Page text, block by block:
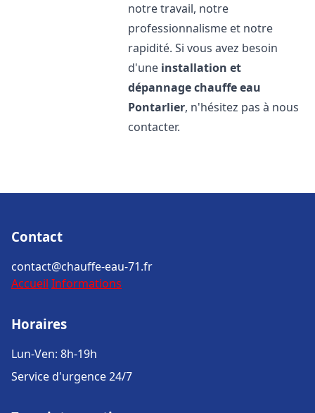
notre travail, notre
professionnalisme et notre
rapidité. Si vous avez besoin
d'une installation et
dépannage chauffe eau
Pontarlier, n'hésitez pas à nous
contacter.
Contact
contact@chauffe-eau-71.fr
Accueil Informations
Horaires
Lun-Ven: 8h-19h
Service d'urgence 24/7